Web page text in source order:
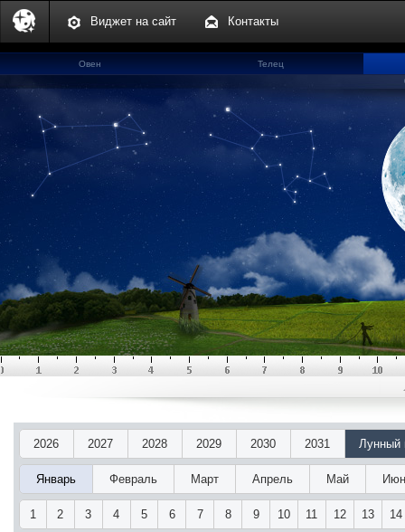
Виджет на сайт Контакты
Овен
Телец
2026 2027 2028 2029 2030 2031 Лунный
Январь Февраль Март Апрель Май
1 2 3 4 5 6 7 8 9 10 11 12 13 14